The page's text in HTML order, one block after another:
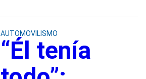
AUTOMOVILISMO
“Él tenía